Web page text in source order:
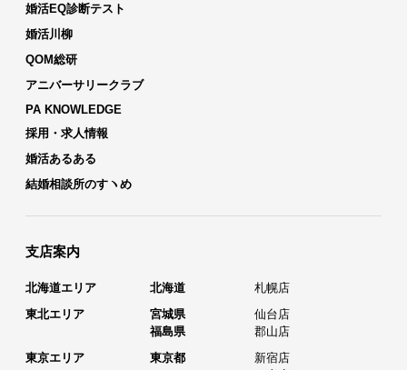
婚活EQ診断テスト
婚活川柳
QOM総研
アニバーサリークラブ
PA KNOWLEDGE
採用・求人情報
婚活あるある
結婚相談所のすヽめ
支店案内
北海道エリア 北海道
札幌店
東北エリア
宮城県
仙台店
福島県
郡山店
東京エリア
東京都
新宿店